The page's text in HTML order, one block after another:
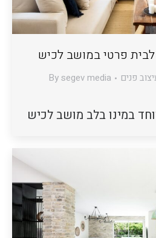
לבית פרטי במושב לכיש
פנים Bysegev media
במינו בלב מושב לכיש